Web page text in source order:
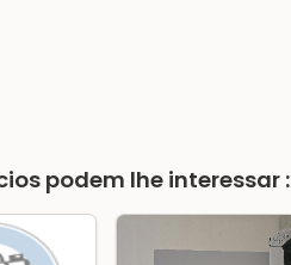
podem lhe interessar :